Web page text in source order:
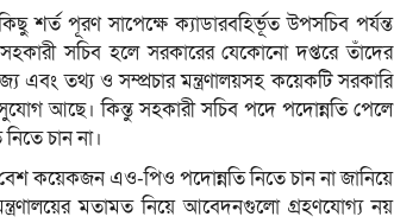
শর্ত পূরণ সাপেক্ষে ক্যাডারবহির্ভূত উপসচিব পর্যন্ত
সচিব হলে সরকারের যেকোনো দপ্তরে তাঁদের
এবং তথ্য ও সম্প্রচার মন্ত্রণালয়সহ কয়েকটি সরকারি
আছে। কিন্তু সহকারী সচিব পদে পদোন্নতি পেলে
চান না।
বেশ কয়েকজন এও-পিও পদোন্নতি নিতে চান না জানিয়ে
মতামত নিয়ে আবেদনগুলো গ্রহণযোগ্য নয়